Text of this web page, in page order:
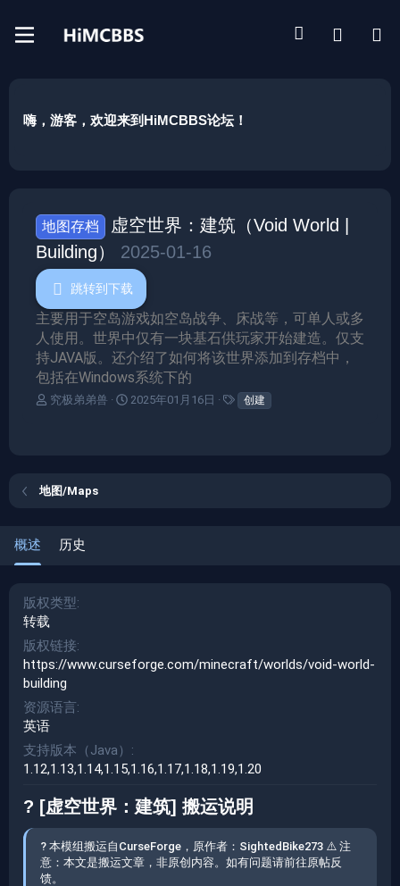
嗨，游客，欢迎来到HiMCBBS论坛！
地图存档
虚空世界：建筑（Void World |
Building） 2025-01-16
跳转到下载
主要用于空岛游戏如空岛战争、床战等，可单人或多
人使用。世界中仅有一块基石供玩家开始建造。仅支
持JAVA版。还介绍了如何将该世界添加到存档中，
包括在Windows系统下的
作
究极弟弟兽
创
2025年01月16日
标
创建
地图/Maps
概述 历史
版权类型
转载
版权链接
https://www.curseforge.com/minecraft/worlds/void-world-
building
资源语言
英语
支持版本（Java）
1.12 1.13 1.14 1.15 1.16 1.17 1.18 1.19 1.20
? [虚空世界：建筑] 搬运说明​
? 本模组搬运自CurseForge，原作者：SightedBike273 ⚠️ 注
意：本文是搬运文章，非原创内容。如有问题请前往原帖反
馈。